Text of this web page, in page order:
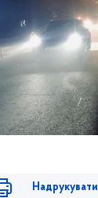
Надрукувати